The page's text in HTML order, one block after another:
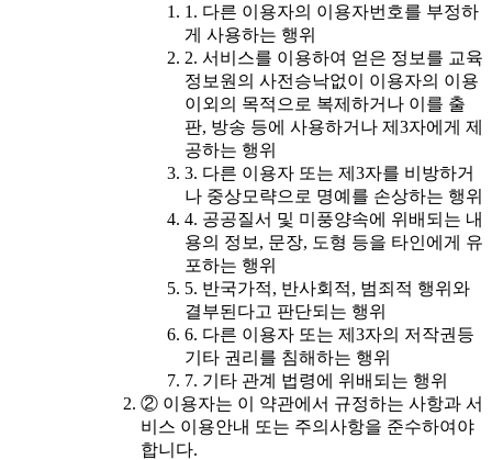
1. 다른 이용자의 이용자번호를 부정하
게 사용하는 행위
2. 서비스를 이용하여 얻은 정보를 교육
정보원의 사전승낙없이 이용자의 이용
이외의 목적으로 복제하거나 이를 출
판, 방송 등에 사용하거나 제3자에게 제
공하는 행위
3. 다른 이용자 또는 제3자를 비방하거
나 중상모략으로 명예를 손상하는 행위
4. 공공질서 및 미풍양속에 위배되는 내
용의 정보, 문장, 도형 등을 타인에게 유
포하는 행위
5. 반국가적, 반사회적, 범죄적 행위와
결부된다고 판단되는 행위
6. 다른 이용자 또는 제3자의 저작권등
기타 권리를 침해하는 행위
7. 기타 관계 법령에 위배되는 행위
② 이용자는 이 약관에서 규정하는 사항과 서
비스 이용안내 또는 주의사항을 준수하여야
합니다.